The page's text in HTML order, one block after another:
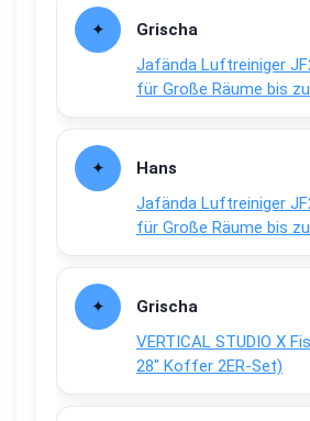
Grischa
Jafända Luftreiniger
für Große Räume bis
Hans
Jafända Luftreiniger
für Große Räume bis
Grischa
VERTICAL STUDIO X
28″ Koffer 2ER-Set)